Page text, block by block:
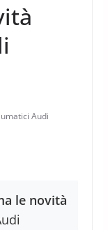
Audi
le novità